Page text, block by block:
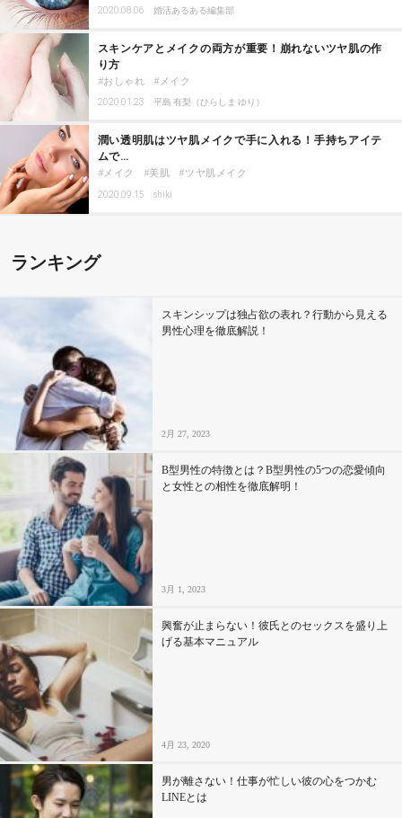
2020.08.06 婚活あるある編集部
スキンケアとメイクの両方が重要！崩れないツヤ肌の作
り方
おしゃれ メイク
2020.01.23 平島 有梨（ひらしま ゆり）
潤い透明肌はツヤ肌メイクで手に入れる！手持ちアイテ
ムで…
メイク 美肌 ツヤ肌メイク
2020.09.15 shiki
ランキング
スキンシップは独占欲の表れ？行動から見える
男性心理を徹底解説！
2月 27, 2023
B型男性の特徴とは？B型男性の5つの恋愛傾向
と女性との相性を徹底解明！
3月 1, 2023
興奮が止まらない！彼氏とのセックスを盛り上
げる基本マニュアル
4月 23, 2020
男が離さない！仕事が忙しい彼の心をつかむ
LINEとは